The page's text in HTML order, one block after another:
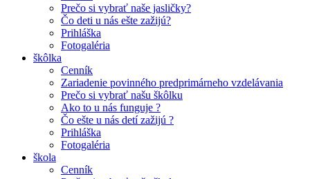
Prečo si vybrať naše jasličky?
Čo deti u nás ešte zažijú?
Prihláška
Fotogaléria
škôlka
Cenník
Zariadenie povinného predprimárneho vzdelávania
Prečo si vybrať našu škôlku
Ako to u nás funguje ?
Čo ešte u nás detí zažijú ?
Prihláška
Fotogaléria
škola
Cenník